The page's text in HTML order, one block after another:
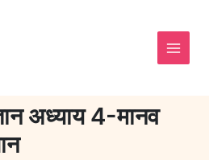
अध्याय 4-मानव